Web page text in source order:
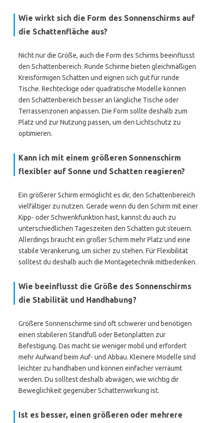
Wie wirkt sich die Form des Sonnenschirms auf
die Schattenfläche aus?
Nicht nur die Größe, auch die Form des Schirms beeinflusst
den Schattenbereich. Runde Schirme bieten gleichmäßigen
Kreisförmigen Schatten und eignen sich gut für runde
Tische. Rechteckige oder quadratische Modelle können
den Schattenbereich besser an längliche Tische oder
Terrassenzonen anpassen. Die Form sollte deshalb zum
Platz und zur Nutzung passen, um den Lichtschutz zu
optimieren.
Kann ich mit einem größeren Sonnenschirm
flexibler auf Sonne und Schatten reagieren?
Ein größerer Schirm ermöglicht es dir, den Schattenbereich
vielfältiger zu nutzen. Gerade wenn du den Schirm mit einer
Kipp- oder Schwenkfunktion hast, kannst du auch zu
unterschiedlichen Tageszeiten den Schatten gut steuern.
Allerdings braucht ein großer Schirm mehr Platz und eine
stabile Verankerung, um sicher zu stehen. Für Flexibilität
solltest du deshalb auch die Montagetechnik mitbedenken.
Wie beeinflusst die Größe des Sonnenschirms
die Stabilität und Handhabung?
Größere Sonnenschirme sind oft schwerer und benötigen
einen stabileren Standfuß oder Betonplatten zur
Befestigung. Das macht sie weniger mobil und erfordert
mehr Aufwand beim Auf- und Abbau. Kleinere Modelle sind
leichter zu handhaben und können einfacher verräumt
werden. Du solltest deshalb abwägen, wie wichtig dir
Beweglichkeit gegenüber Schattenwirkung ist.
Ist es besser, einen größeren oder mehrere